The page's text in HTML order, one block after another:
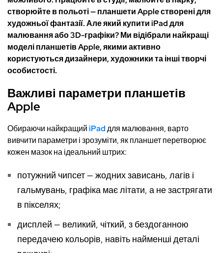
створюйте в польоті — планшети Apple створені для
художньої фантазії. Але який купити iPad для
малювання або 3D-графіки? Ми відібрали найкращі
моделі планшетів Apple, якими активно
користуються дизайнери, художники та інші творчі
особистості.
Важливі параметри планшетів
Apple
Обираючи найкращийiPadдля малювання, варто
вивчити параметри і зрозуміти, як планшет перетворює
кожен мазок на ідеальний штрих:
потужний чипсет — жодних зависань, лагів і
гальмувань, графіка має літати, а не застрягати
в пікселях;
дисплей — великий, чіткий, з бездоганною
передачею кольорів, навіть найменші деталі